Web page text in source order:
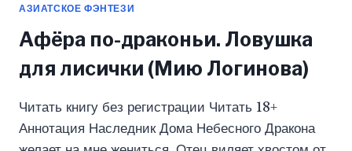
АЗИАТСКОЕ ФЭНТЕЗИ
Афёра по-драконьи. Ловушка
для лисички (Мию Логинова)
Читать книгу без регистрации Читать 18+
Аннотация Наследник Дома Небесного Дракона